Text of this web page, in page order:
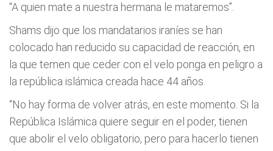
“A quien mate a nuestra hermana le mataremos”.
Shams dijo que los mandatarios iraníes se han
colocado han reducido su capacidad de reacción, en
la que temen que ceder con el velo ponga en peligro a
la república islámica creada hace 44 años.
“No hay forma de volver atrás, en este momento. Si la
República Islámica quiere seguir en el poder, tienen
que abolir el velo obligatorio, pero para hacerlo tienen